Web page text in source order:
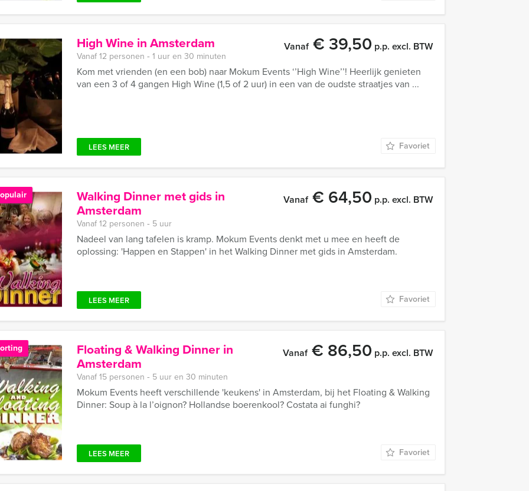
High Wine in Amsterdam Vanaf€ 39,50 p.p. excl. BTW
Vanaf 12 personen ‐ 1 uur en 30 minuten
Kom met vrienden (en een bob) naar Mokum Events ‘’High Wine’’! Heerlijk genieten
van een 3 of 4 gangen High Wine (1,5 of 2 uur) in een van de oudste straatjes van ...
LEES MEER Favoriet
Walking Dinner met gids in
Amsterdam
Vanaf€ 64,50 p.p. excl. BTW
Vanaf 12 personen ‐ 5 uur
Nadeel van lang tafelen is kramp. Mokum Events denkt met u mee en heeft de
oplossing: 'Happen en Stappen' in het Walking Dinner met gids in Amsterdam.
LEES MEER Favoriet
Floating & Walking Dinner in
Amsterdam
Vanaf€ 86,50 p.p. excl. BTW
Vanaf 15 personen ‐ 5 uur en 30 minuten
Mokum Events heeft verschillende 'keukens' in Amsterdam, bij het Floating & Walking
Dinner: Soup à la l’oignon? Hollandse boerenkool? Costata ai funghi?
LEES MEER Favoriet